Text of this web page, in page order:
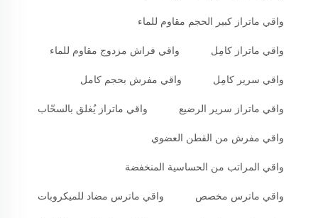
واقي ماتراز كبير الحجم مقاوم للماء
واقي ماتراز كامِل واقي فراش مزدوج مقاوم للماء
واقي سرير كامِل واقي مفرش بحجم كامل
واقي ماتراز سرير الرضيع واقي ماتراز يُغلق بالسحّاب
واقي مفرش من القطن العضوي
واقي المراتب من الحساسية المنخفضة
واقي ماترس مخصص واقي ماترس مضاد للميكروبات